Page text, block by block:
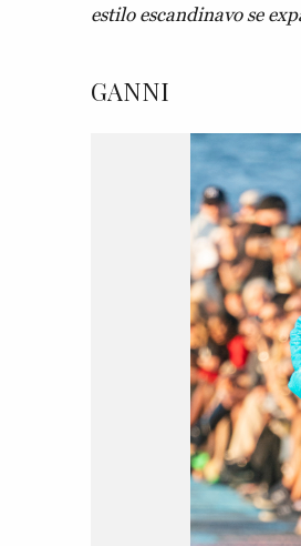
estilo escandinavo se
GANNI